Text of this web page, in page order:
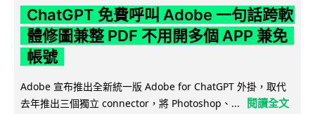
ChatGPT 免費呼叫 Adobe 一句話跨軟
體修圖兼整 PDF 不用開多個 APP 兼免
帳號
Adobe 宣布推出全新統一版 Adobe for ChatGPT 外掛，取代
去年推出三個獨立 connector，將 Photoshop、...
閱讀全文